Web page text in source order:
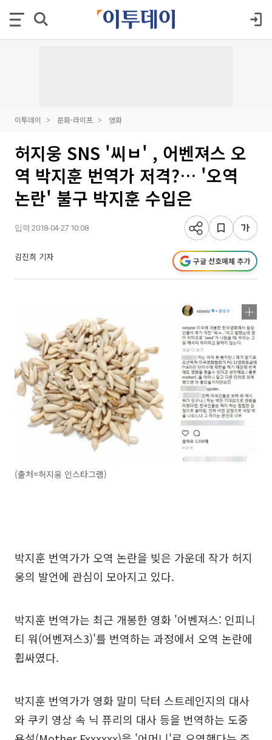
이투데이 문화·라이프 영화
허지웅 SNS '씨ㅂ' , 어벤져스 오
역 박지훈 번역가 저격?… '오역
논란' 불구 박지훈 수입은
입력 2018-04-27 10:08
김진희 기자 구글 선호매체 추가
(출처=허지웅 인스타그램)
박지훈 번역가가 오역 논란을 빚은 가운데 작가 허지
웅의 발언에 관심이 모아지고 있다.
박지훈 번역가는 최근 개봉한 영화 '어벤져스: 인피니
티 워(어벤져스3)'를 번역하는 과정에서 오역 논란에
휩싸였다.
박지훈 번역가가 영화 말미 닥터 스트레인지의 대사
와 쿠키 영상 속 닉 퓨리의 대사 등을 번역하는 도중